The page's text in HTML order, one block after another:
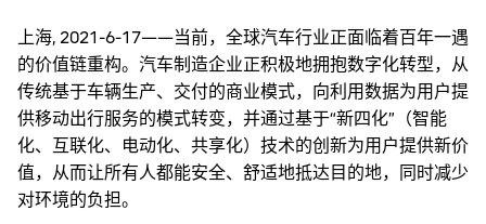
上海, 2021-6-17——当前，全球汽车行业正面临着百年一遇
的价值链重构。汽车制造企业正积极地拥抱数字化转型，从
传统基于车辆生产、交付的商业模式，向利用数据为用户提
供移动出行服务的模式转变，并通过基于“新四化”（智能
化、互联化、电动化、共享化）技术的创新为用户提供新价
值，从而让所有人都能安全、舒适地抵达目的地，同时减少
对环境的负担。